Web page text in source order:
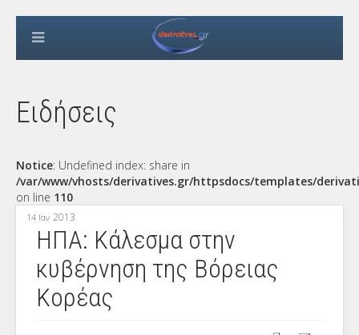
Ειδήσεις
Notice: Undefined index: share in
/var/www/vhosts/derivatives.gr/httpsdocs/templates/
on line 110
14 Ιαν 2013
ΗΠΑ: Κάλεσμα στην
κυβέρνηση της Βόρειας
Κορέας